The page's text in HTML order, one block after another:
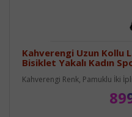
Kahverengi Uzun Kollu
Bisiklet Yakalı Kadın
Kahverengi Renk, Pamuklu İki